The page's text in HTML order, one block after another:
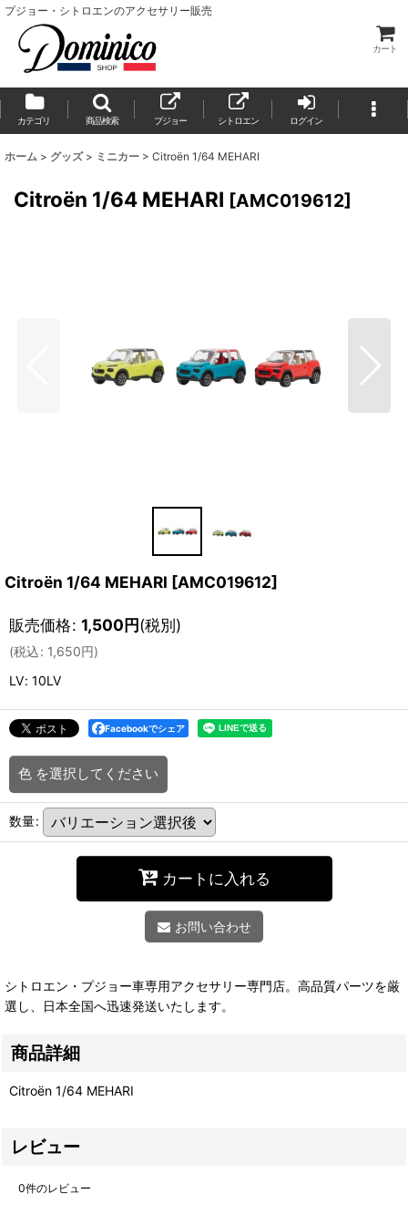
プジョー・シトロエンのアクセサリー販売
カート
カテゴリ 商品検索 プジョー シトロエン ログイン
ホーム > グッズ > ミニカー > Citroën 1/64 MEHARI
Citroën 1/64 MEHARI [AMC019612]
Citroën 1/64 MEHARI [AMC019612]
販売価格: 1,500円(税別)
(税込: 1,650円)
LV: 10LV
Facebookでシェア
色 を選択してください
数量:
カートに入れる
お問い合わせ
シトロエン・プジョー車専用アクセサリー専門店。高品質パーツを厳
選し、日本全国へ迅速発送いたします。
商品詳細
Citroën 1/64 MEHARI
レビュー
0件のレビュー